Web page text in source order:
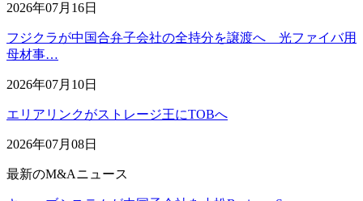
2026年07月16日
フジクラが中国合弁子会社の全持分を譲渡へ 光ファイバ用
母材事…
2026年07月10日
エリアリンクがストレージ王にTOBへ
2026年07月08日
最新のM&Aニュース